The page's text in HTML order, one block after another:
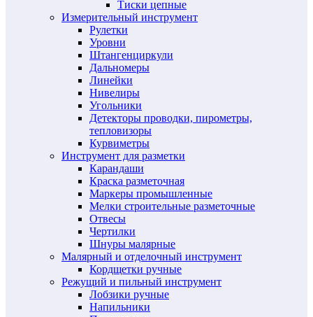
Тиски цепные
Измерительный инструмент
Рулетки
Уровни
Штангенциркули
Дальномеры
Линейки
Нивелиры
Угольники
Детекторы проводки, пирометры,
тепловизоры
Курвиметры
Инструмент для разметки
Карандаши
Краска разметочная
Маркеры промышленные
Мелки строительные разметочные
Отвесы
Чертилки
Шнуры малярные
Малярный и отделочный инструмент
Кордщетки ручные
Режущий и пильный инструмент
Лобзики ручные
Напильники